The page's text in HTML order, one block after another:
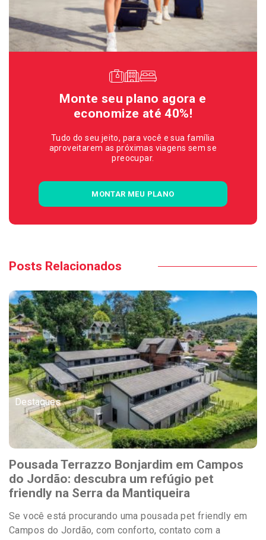
Monte seu plano agora e
economize até 40%!
Tudo do seu jeito, para você e sua família
aproveitarem as próximas viagens sem se
preocupar.
MONTAR MEU PLANO
Posts Relacionados
Destaques
Pousada Terrazzo Bonjardim em Campos
do Jordão: descubra um refúgio pet
friendly na Serra da Mantiqueira
Se você está procurando uma pousada pet friendly em
Campos do Jordão, com conforto, contato com a